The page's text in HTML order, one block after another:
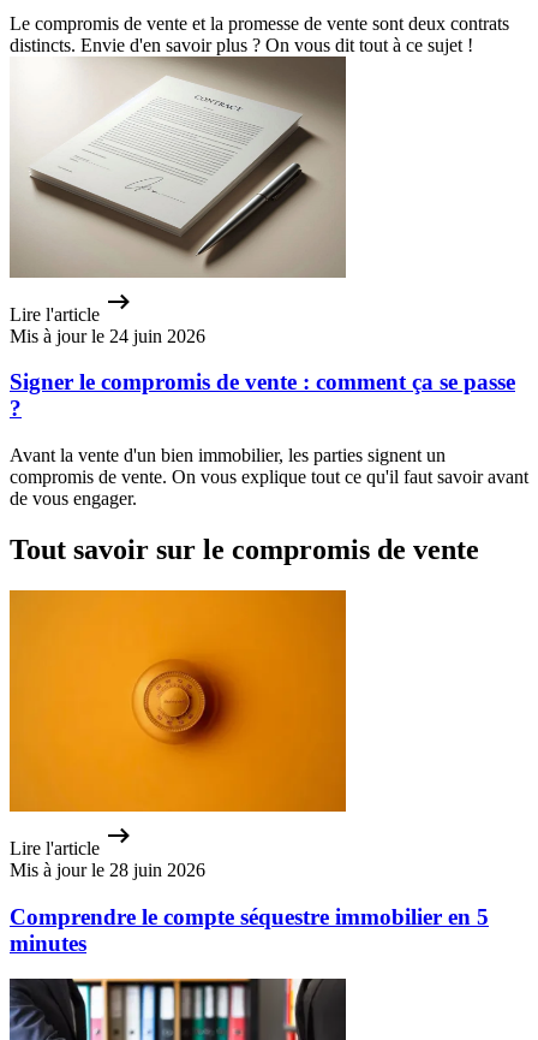
Le compromis de vente et la promesse de vente sont deux contrats
distincts. Envie d'en savoir plus ? On vous dit tout à ce sujet !
Lire l'article
Mis à jour le 24 juin 2026
Signer le compromis de vente : comment ça se passe
?
Avant la vente d'un bien immobilier, les parties signent un
compromis de vente. On vous explique tout ce qu'il faut savoir avant
de vous engager.
Tout savoir sur le compromis de vente
Lire l'article
Mis à jour le 28 juin 2026
Comprendre le compte séquestre immobilier en 5
minutes